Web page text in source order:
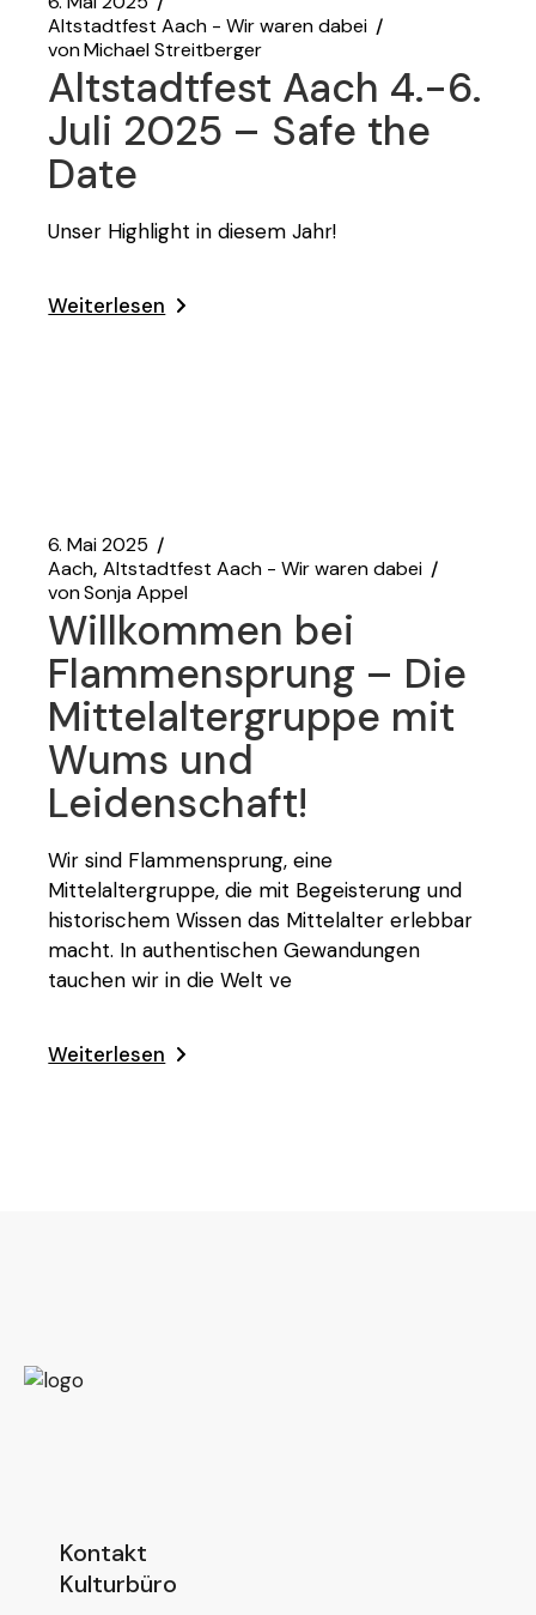
Altstadtfest Aach - Wir waren dabei
vonMichael Streitberger
Altstadtfest Aach 4.-6.
Juli 2025 – Safe the
Date
Unser Highlight in diesem Jahr!
Weiterlesen
6. Mai 2025
Aach Altstadtfest Aach - Wir waren dabei
vonSonja Appel
Willkommen bei
Flammensprung – Die
Mittelaltergruppe mit
Wums und
Leidenschaft!
Wir sind Flammensprung, eine
Mittelaltergruppe, die mit Begeisterung und
historischem Wissen das Mittelalter erlebbar
macht. In authentischen Gewandungen
tauchen wir in die Welt ve
Weiterlesen
Kontakt
Kulturbüro